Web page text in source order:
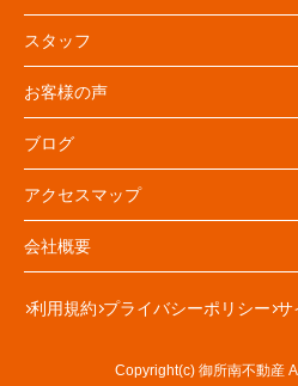
スタッフ
お客様の声
ブログ
アクセスマップ
会社概要
利用規約 プライバシーポリシー サ
Copyright(c) 御所南不動産